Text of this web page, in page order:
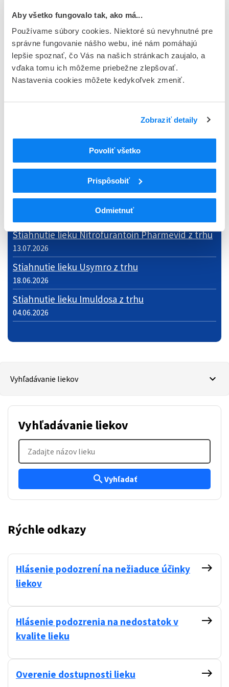
Aby všetko fungovalo tak, ako má...
Používame súbory cookies. Niektoré sú nevyhnutné pre
správne fungovanie nášho webu, iné nám pomáhajú
lepšie spoznať, čo Vás na našich stránkach zaujalo, a
vďaka tomu ich môžeme priebežne zlepšovať.
Nastavenia cookies môžete kedykoľvek zmeniť.
Zobraziť detaily
Povoliť všetko
Prispôsobiť
Odmietnuť
textov z Európskeho liekopisu.
15.07.2026 — Tlačová správa
Prejsť na všetky aktuality
Stiahnutie lieku LIBTAYO 350 mg koncentrát na
infúzny roztok z trhu
Stiahnutie lieku Levosimendan FMK z trhu
Stiahnutie lieku Bendamustine Glenmark z trhu
Stiahnutie lieku Nitrofurantoin Pharmevid z trhu
13.07.2026
Stiahnutie lieku Usymro z trhu
18.06.2026
Stiahnutie lieku Imuldosa z trhu
04.06.2026
Vyhľadávanie liekov
Vyhľadávanie liekov
Názov lieku
searchVyhľadať
Rýchle odkazy
Hlásenie podozrení na nežiaduce účinky
liekov
east
Hlásenie podozrenia na nedostatok v
kvalite lieku
east
Overenie dostupnosti lieku east